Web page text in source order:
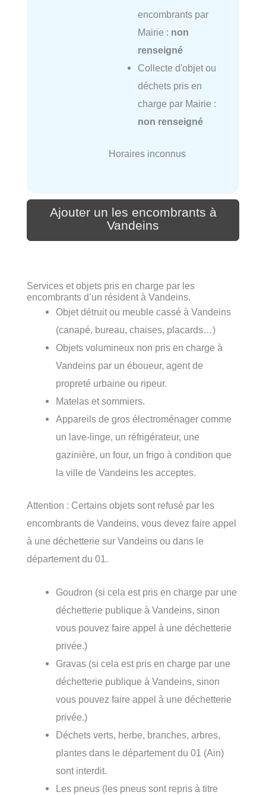
encombrants par
Mairie : non
renseigné
Collecte d'objet ou
déchets pris en
charge par Mairie :
non renseigné
Horaires inconnus
Ajouter un les encombrants à
Vandeins
Services et objets pris en charge par les
encombrants d’un résident à Vandeins.
Objet détruit ou meuble cassé à Vandeins
(canapé, bureau, chaises, placards…)
Objets volumineux non pris en charge à
Vandeins par un éboueur, agent de
propreté urbaine ou ripeur.
Matelas et sommiers.
Appareils de gros électroménager comme
un lave-linge, un réfrigérateur, une
gazinière, un four, un frigo à condition que
la ville de Vandeins les acceptes.
Attention : Certains objets sont refusé par les
encombrants de Vandeins, vous devez faire appel
à une déchetterie sur Vandeins ou dans le
département du 01.
Goudron (si cela est pris en charge par une
déchetterie publique à Vandeins, sinon
vous pouvez faire appel à une déchetterie
privée.)
Gravas (si cela est pris en charge par une
déchetterie publique à Vandeins, sinon
vous pouvez faire appel à une déchetterie
privée.)
Déchets verts, herbe, branches, arbres,
plantes dans le département du 01 (Ain)
sont interdit.
Les pneus (les pneus sont repris à titre